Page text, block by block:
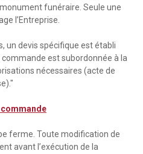
funéraire. Seule une
l’Entreprise.
un devis spécifique est établi
est subordonnée à la
nécessaires (acte de
ferme. Toute modification de
avant l’exécution de la